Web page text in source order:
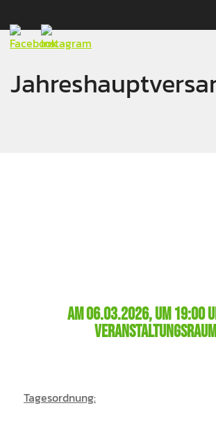
am 06.03.2026, um 19:00
Veranstaltungsraum
Tagesordnung: